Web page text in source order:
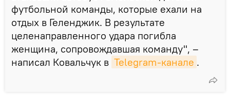
футбольной команды, которые ехали на
отдых в Геленджик. В результате
целенаправленного удара погибла
женщина, сопровождавшая команду", –
написал Ковальчук в Telegram-канале .